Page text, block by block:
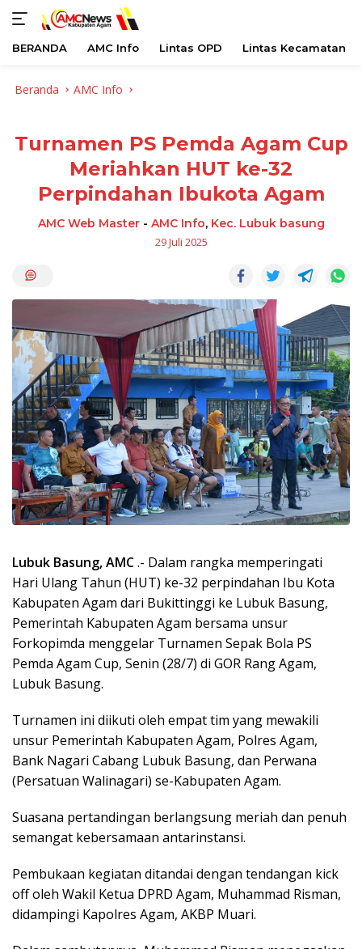
BERANDA AMC Info Lintas OPD Lintas Kecamatan
Beranda AMC Info
Turnamen PS Pemda Agam Cup
Meriahkan HUT ke-32
Perpindahan Ibukota Agam
AMC Web Master- AMC Info, Kec. Lubuk basung
29 Juli 2025
Lubuk Basung, AMC.- Dalam rangka memperingati
Hari Ulang Tahun (HUT) ke-32 perpindahan Ibu Kota
Kabupaten Agam dari Bukittinggi ke Lubuk Basung,
Pemerintah Kabupaten Agam bersama unsur
Forkopimda menggelar Turnamen Sepak Bola PS
Pemda Agam Cup, Senin (28/7) di GOR Rang Agam,
Lubuk Basung.
Turnamen ini diikuti oleh empat tim yang mewakili
unsur Pemerintah Kabupaten Agam, Polres Agam,
Bank Nagari Cabang Lubuk Basung, dan Perwana
(Persatuan Walinagari) se-Kabupaten Agam.
Suasana pertandingan berlangsung meriah dan penuh
semangat kebersamaan antarinstansi.
Pembukaan kegiatan ditandai dengan tendangan kick
off oleh Wakil Ketua DPRD Agam, Muhammad Risman,
didampingi Kapolres Agam, AKBP Muari.